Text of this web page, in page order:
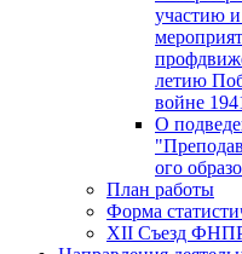
участию
летию
войне
О
ого
План работы
Форма
XII Съезд